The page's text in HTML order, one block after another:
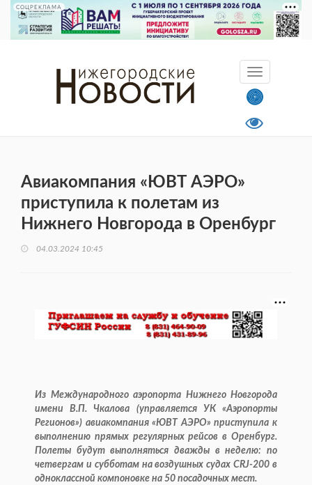
СОЦРЕКЛАМА
Авиакомпания «ЮВТ АЭРО»
приступила к полетам из
Нижнего Новгорода в Оренбург
04.03.2024 10:45
Из Международного аэропорта Нижнего Новгорода
имени В.П. Чкалова (управляется УК «Аэропорты
Регионов») авиакомпания «ЮВТ АЭРО» приступила к
выполнению прямых регулярных рейсов в Оренбург.
Полеты будут выполняться дважды в неделю: по
четвергам и субботам на воздушных судах CRJ-200 в
одноклассной компоновке на 50 посадочных мест.